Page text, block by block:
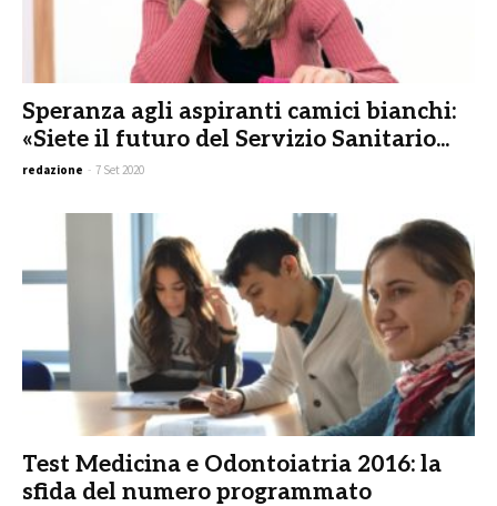
Speranza agli aspiranti camici bianchi:
«Siete il futuro del Servizio Sanitario...
redazione - 7 Set 2020
Test Medicina e Odontoiatria 2016: la
sfida del numero programmato